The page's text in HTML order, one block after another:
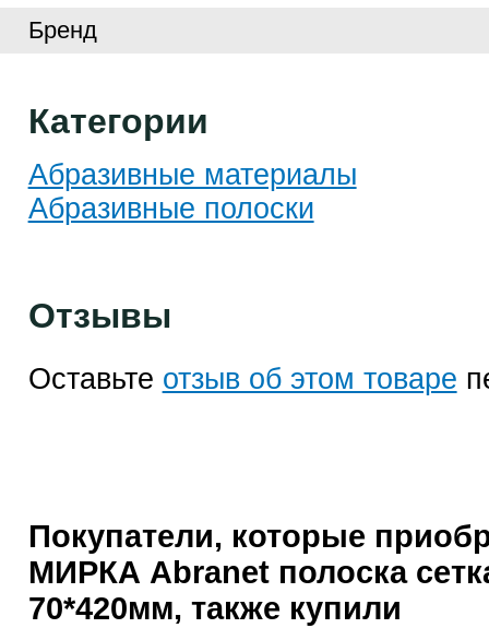
Бренд
Категории
Абразивные материалы
Абразивные полоски
Отзывы
Оставьте отзыв об этом товаре
Покупатели, которые
МИРКА Abranet полоска
70*420мм, также купили